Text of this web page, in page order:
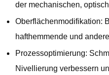
der mechanischen,
Oberflächenmodifikation:
hafthemmende und
Prozessoptimierung:
Nivellierung verbessern